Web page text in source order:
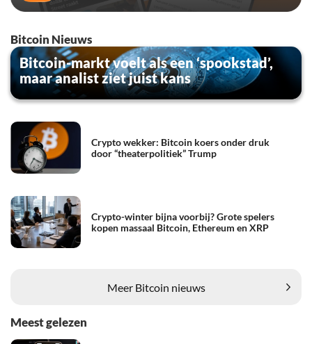
Bitcoin Nieuws
Bitcoin-markt voelt als een ‘spookstad’,
maar analist ziet juist kans
Crypto wekker: Bitcoin koers onder druk
door “theaterpolitiek” Trump
Crypto-winter bijna voorbij? Grote spelers
kopen massaal Bitcoin, Ethereum en XRP
Meer Bitcoin nieuws
Meest gelezen